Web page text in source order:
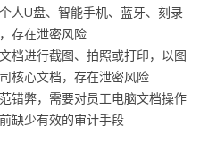
人U盘、智能手机、蓝牙、刻录
存在泄密风险
档进行截图、拍照或打印，以图
核心文档，存在泄密风险
错弊，需要对员工电脑文档操作
缺少有效的审计手段